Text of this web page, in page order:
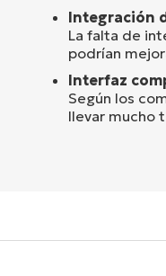
Integración
La falta de
podrían
Interfaz
Según los
llevar mucho